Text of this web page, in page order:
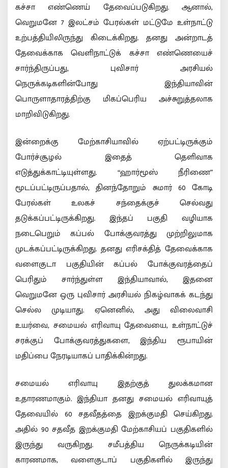
கச்சா எண்ணெய் தேவைப்படுகிறது. ஆனால்,
வெறுமனே 7 இலட்சம் பேரல்கள் மட்டுமே உள்நாட்டு
உற்பத்தியிலிருந்து கிடைக்கிறது. தனது அன்றாடத்
தேவைக்காக வெளிநாட்டுக் கச்சா எண்ணெயைச்
சார்ந்திருப்பது, புவிசார் அரசியல்
நெருக்கடிகளின்போது இந்தியாவின்
பொருளாதாரத்திற்கு மிகப்பெரிய அச்சுறுத்தலாக
மாறிவிடுகிறது.
இன்றைக்கு மேற்காசியாவில் ஏற்பட்டிருக்கும்
போர்ச்சூழல் இதைத் தெளிவாக
எடுத்துக்காட்டியுள்ளது. “ஹார்மூஸ் நீரிணை”
மூடப்பட்டிருப்பதால், தினந்தோறும் சுமார் 60 கோடி
பேரல்கள் உலகச் சந்தைக்குச் செல்வது
தடுக்கப்பட்டிருக்கிறது. இந்தப் பகுதி வழியாக
நடைபெறும் கப்பல் போக்குவரத்து முற்றிலுமாக
முடக்கப்பட்டிருக்கிறது. தனது எரிசக்தித் தேவைக்காக
வளைகுடா பகுதியின் கப்பல் போக்குவரத்தைப்
பெரிதும் சார்ந்துள்ள இந்தியாவால், இதனை
வெறுமனே ஒரு புவிசார் அரசியல் நிகழ்வாகக் கடந்து
செல்ல முடியாது. ஏனெனில், அது விலைவாசி
உயர்வை, சமையல் எரிவாயு தேவையை, உள்நாட்டுச்
சரக்குப் போக்குவரத்துகளை, இந்திய ரூபாயின்
மதிப்பை நேரடியாகப் பாதிக்கின்றது.
சமையல் எரிவாயு இதற்குத் துலக்கமான
உதாரணமாகும். இந்தியா தனது சமையல் எரிவாயுத்
தேவையில் 60 சதவீதத்தை இறக்குமதி செய்கிறது.
அதில் 90 சதவீத இறக்குமதி மேற்காசியப் பகுதிகளில்
இருந்து வருகிறது. சமீபத்திய நெருக்கடியின்
காரணமாக, வளைகுடாப் பகுதிகளில் இருந்து